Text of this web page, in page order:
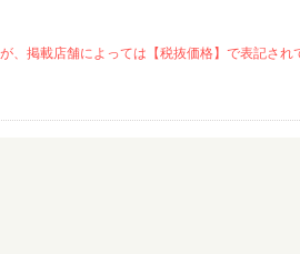
、掲載店舗によっては【税抜価格】で表記さ